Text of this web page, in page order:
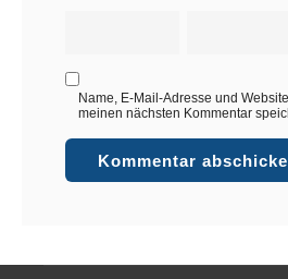
Name, E-Mail-Adresse und
meinen nächsten Kommentar